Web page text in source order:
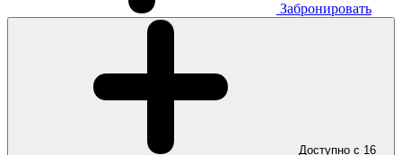
Забронировать
Доступно с 16